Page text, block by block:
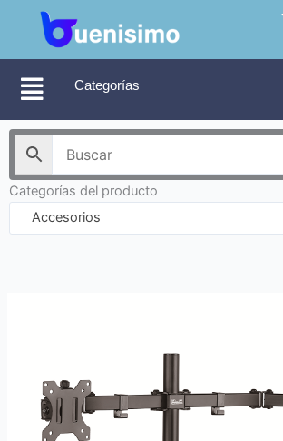
contenido
Categorías
Categorías del producto
Accesorios